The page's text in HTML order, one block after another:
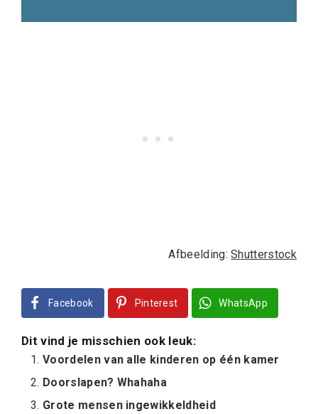
Afbeelding:Shutterstock
Facebook Pinterest WhatsApp
Dit vind je misschien ook leuk:
Voordelen van alle kinderen op één kamer
Doorslapen? Whahaha
Grote mensen ingewikkeldheid